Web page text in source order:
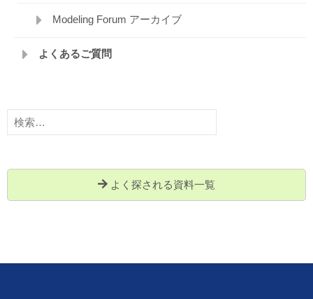
Modeling Forum アーカイブ
よくあるご質問
検
索:
よく探される資料一覧